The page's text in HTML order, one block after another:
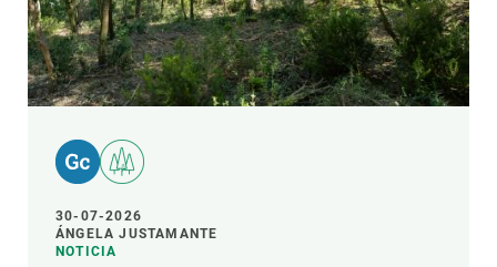
30-07-2026
ÁNGELA JUSTAMANTE
NOTICIA